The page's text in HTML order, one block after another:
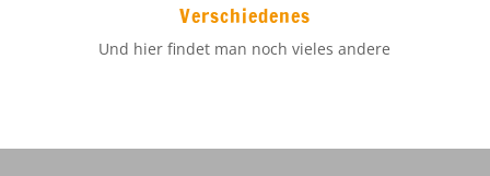
Verschiedenes
Und hier findet man noch vieles andere